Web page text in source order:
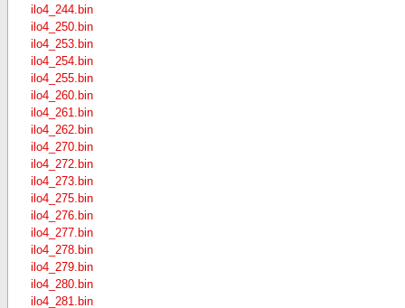
ilo4_244.bin
ilo4_250.bin
ilo4_253.bin
ilo4_254.bin
ilo4_255.bin
ilo4_260.bin
ilo4_261.bin
ilo4_262.bin
ilo4_270.bin
ilo4_272.bin
ilo4_273.bin
ilo4_275.bin
ilo4_276.bin
ilo4_277.bin
ilo4_278.bin
ilo4_279.bin
ilo4_280.bin
ilo4_281.bin